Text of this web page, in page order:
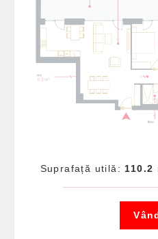
Suprafață utilă: 110.2